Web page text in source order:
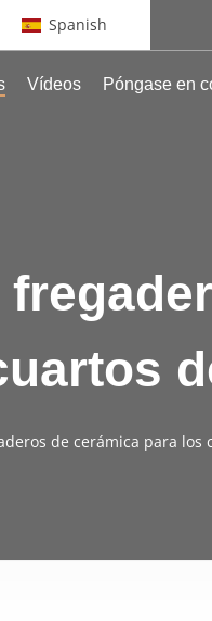
Spanish
Vídeos Póngase en
de cerámica para los